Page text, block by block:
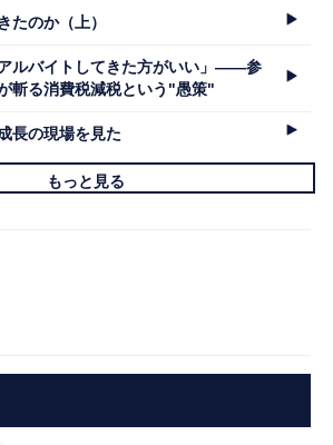
たのか（上）
アルバイトしてきた方がいい」――参
斬る消費税減税という"愚策"
長の現場を見た
もっと見る